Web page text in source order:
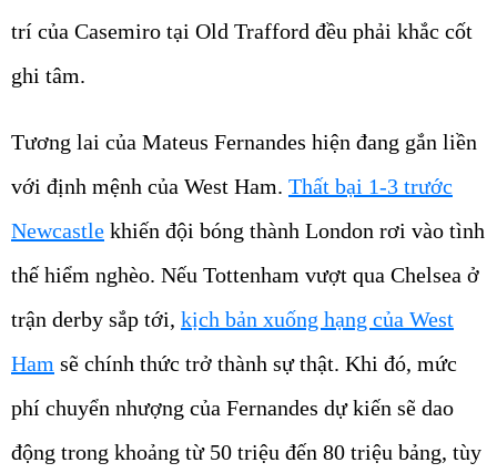
trí của Casemiro tại Old Trafford đều phải khắc cốt
ghi tâm.
Tương lai của Mateus Fernandes hiện đang gắn liền
với định mệnh của West Ham. Thất bại 1-3 trước
Newcastle khiến đội bóng thành London rơi vào tình
thế hiểm nghèo. Nếu Tottenham vượt qua Chelsea ở
trận derby sắp tới, kịch bản xuống hạng của West
Ham sẽ chính thức trở thành sự thật. Khi đó, mức
phí chuyển nhượng của Fernandes dự kiến sẽ dao
động trong khoảng từ 50 triệu đến 80 triệu bảng, tùy